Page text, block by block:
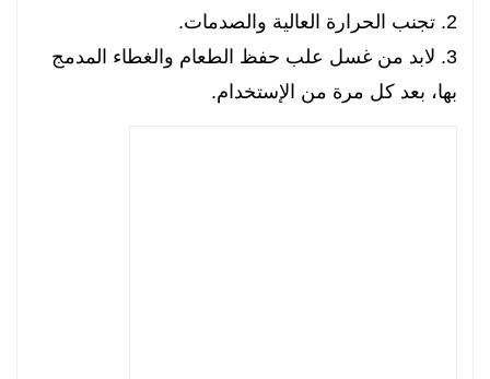
2. تجنب الحرارة العالية والصدمات.
3. لابد من غسل علب حفظ الطعام والغطاء المدمج
بها، بعد كل مرة من الإستخدام.